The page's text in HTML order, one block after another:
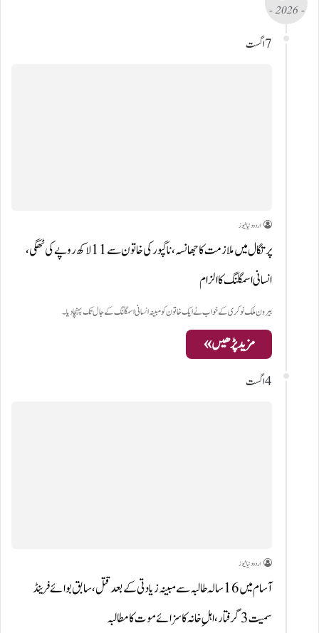
- 2026 -
7 اگست
اردو دنیا نیوز
پرتگال میں ملازمت کا جھانسہ،ناگپور کی خاتون سے 11 لاکھ روپے کی ٹھگی،
انسانی اسمگلنگ کا الزام
بیرون ملک نوکری کے خواب نے ایک خاتون کو مبینہ انسانی اسمگلنگ کے جال تک پہنچا دیا۔
مزید پڑھیں »
4 اگست
اردو دنیا نیوز
آسام میں 16 سالہ طالبہ سے مبینہ زیادتی کے بعد قتل، سابق بوائے فرینڈ
سمیت 3 گرفتار، اہلِ خانہ کا سزائے موت کا مطالبہ